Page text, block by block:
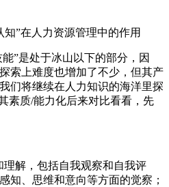
”在人力资源管理中的作用
”是处于冰山以下的部分，因
索上难度也增加了不少，但其产
们将继续在人力知识的海洋里探
质/能力化后来对比看看，先
理解，包括自我观察和自我评
知、思维和意向等方面的觉察；